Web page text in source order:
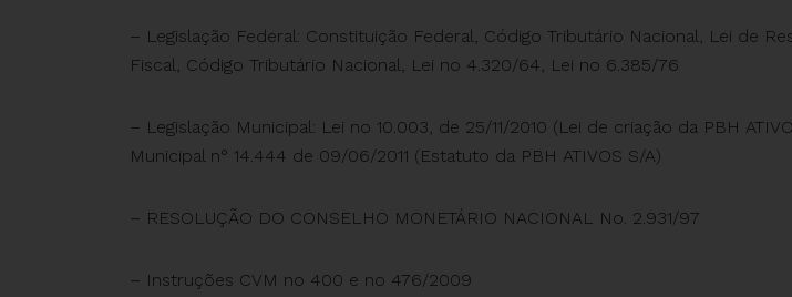
– Legislação Federal: Constituição Federal, Código Tributário Nacional, Lei de
Fiscal, Código Tributário Nacional, Lei no 4.320/64, Lei no 6.385/76
– Legislação Municipal: Lei no 10.003, de 25/11/2010 (Lei de criação da PBH
Municipal n° 14.444 de 09/06/2011 (Estatuto da PBH ATIVOS S/A)
– RESOLUÇÃO DO CONSELHO MONETÁRIO NACIONAL No. 2.931/97
– Instruções CVM no 400 e no 476/2009